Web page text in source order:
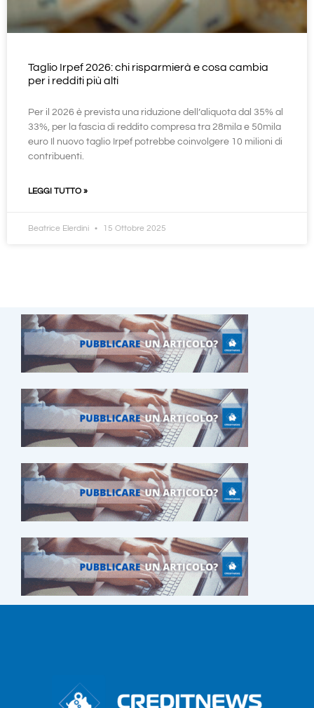
Taglio Irpef 2026: chi risparmierà e cosa cambia
per i redditi più alti
Per il 2026 è prevista una riduzione dell’aliquota dal 35% al
33%, per la fascia di reddito compresa tra 28mila e 50mila
euro Il nuovo taglio Irpef potrebbe coinvolgere 10 milioni di
contribuenti.
LEGGI TUTTO »
Beatrice Elerdini 15 Ottobre 2025